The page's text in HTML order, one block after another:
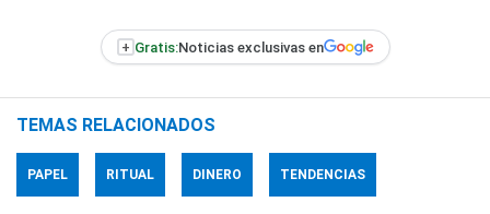
+ Gratis:Noticias exclusivas en
TEMAS RELACIONADOS
PAPEL RITUAL DINERO TENDENCIAS